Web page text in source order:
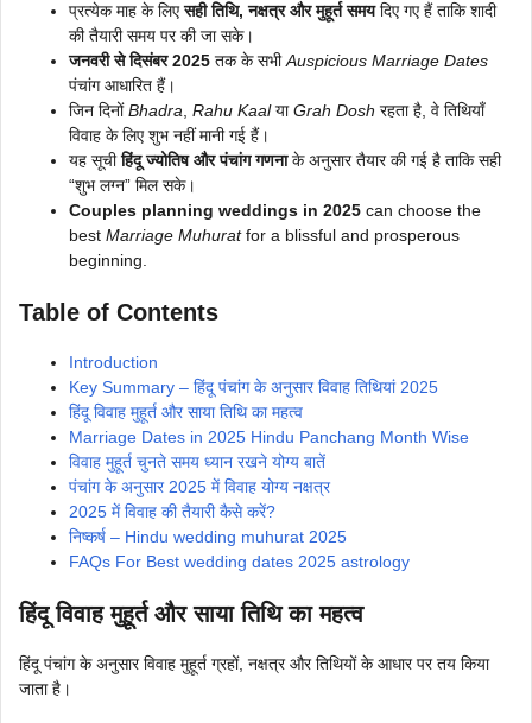
प्रत्येक माह के लिएसही तिथि, नक्षत्र और मुहूर्त समयदिए गए हैं ताकि शादी
की तैयारी समय पर की जा सके।
जनवरी से दिसंबर 2025 तक के सभीAuspicious Marriage Dates
पंचांग आधारित हैं।
जिन दिनोंBhadra Rahu KaalयाGrah Dosh रहता है, वे तिथियाँ
विवाह के लिए शुभ नहीं मानी गई हैं।
यह सूचीहिंदू ज्योतिष और पंचांग गणनाके अनुसार तैयार की गई है ताकि सही
“शुभ लग्न” मिल सके।
Couples planning weddings in 2025 can choose the
best Marriage Muhuratfor a blissful and prosperous
beginning.
Table of Contents
Introduction
Key Summary – हिंदू पंचांग के अनुसार विवाह तिथियां 2025
हिंदू विवाह मुहूर्त और साया तिथि का महत्व
Marriage Dates in 2025 Hindu Panchang Month Wise
विवाह मुहूर्त चुनते समय ध्यान रखने योग्य बातें
पंचांग के अनुसार 2025 में विवाह योग्य नक्षत्र
2025 में विवाह की तैयारी कैसे करें?
निष्कर्ष – Hindu wedding muhurat 2025
FAQs For Best wedding dates 2025 astrology
हिंदू विवाह मुहूर्त और साया तिथि का महत्व
हिंदू पंचांग के अनुसार विवाह मुहूर्त ग्रहों, नक्षत्र और तिथियों के आधार पर तय किया
जाता है।